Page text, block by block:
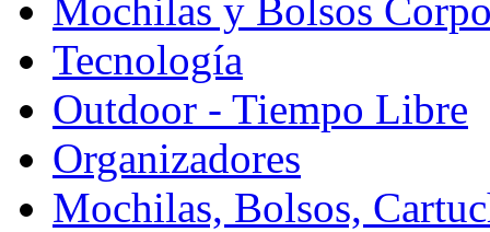
Mochilas y Bolsos
Tecnología
Outdoor - Tiempo Libre
Organizadores
Mochilas, Bolsos,